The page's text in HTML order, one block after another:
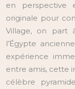
en
originale pour
Village, on part
l’Égypte
expérience
entre amis, cette
célèbre